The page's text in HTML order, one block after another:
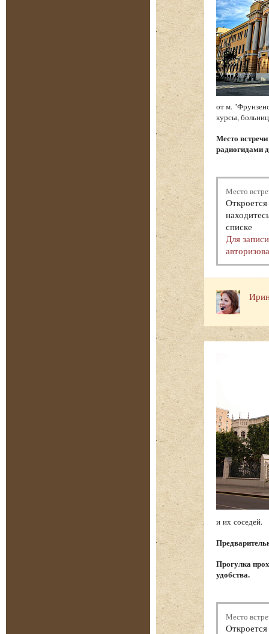
от м.
курсы,
Место
радиогидами
Место
списке
Для
и их соседей.
Прогулка
удобства.
Место